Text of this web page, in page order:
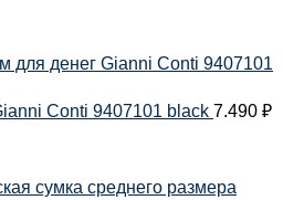
для денег Gianni Conti 9407101
Conti 9407101 black 7.490 ₽
сумка среднего размера